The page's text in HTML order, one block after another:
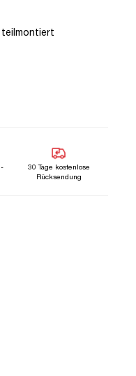
teilmontiert
30 Tage kostenlose
Rücksendung